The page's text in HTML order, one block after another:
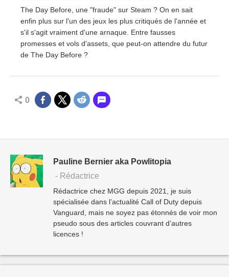
The Day Before, une "fraude" sur Steam ? On en sait
enfin plus sur l'un des jeux les plus critiqués de l'année et
s'il s'agit vraiment d'une arnaque. Entre fausses
promesses et vols d'assets, que peut-on attendre du futur
de The Day Before ?
0
Pauline Bernier aka Powlitopia
- Rédactrice
Rédactrice chez MGG depuis 2021, je suis
spécialisée dans l’actualité Call of Duty depuis
Vanguard, mais ne soyez pas étonnés de voir mon
pseudo sous des articles couvrant d’autres
licences !